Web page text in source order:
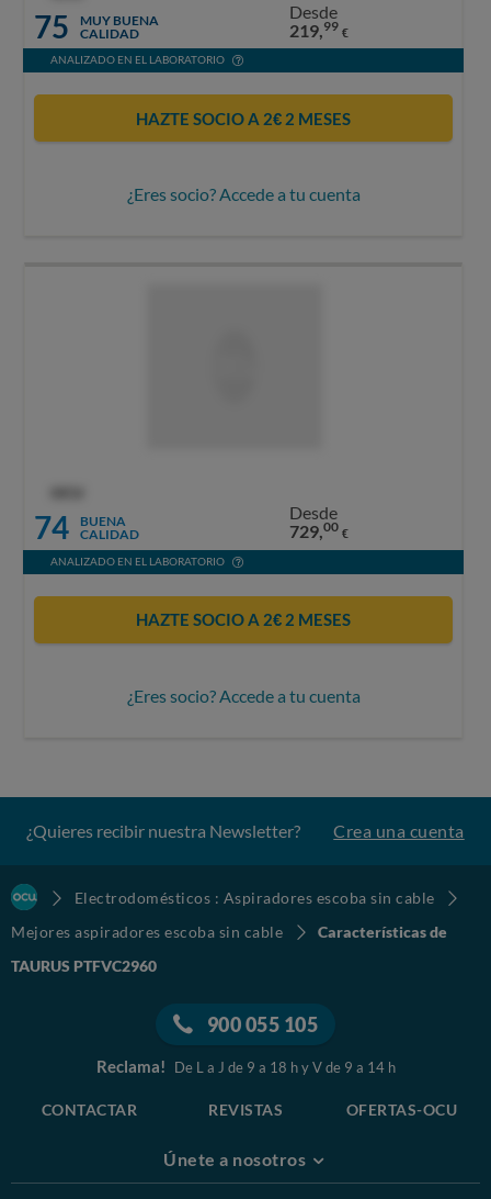
75
MUY BUENA
CALIDAD
Desde
219,99 €
ANALIZADO EN EL LABORATORIO
HAZTE SOCIO A 2€ 2 MESES
¿Eres socio? Accede a tu cuenta
74
BUENA
CALIDAD
Desde
729,00 €
ANALIZADO EN EL LABORATORIO
HAZTE SOCIO A 2€ 2 MESES
¿Eres socio? Accede a tu cuenta
¿Quieres recibir nuestra Newsletter? Crea una cuenta
Electrodomésticos : Aspiradores escoba sin cable
Mejores aspiradores escoba sin cable
Características de
TAURUS PTFVC2960
900 055 105
Reclama! De L a J de 9 a 18 h y V de 9 a 14 h
CONTACTAR REVISTAS OFERTAS-OCU
Únete a nosotros